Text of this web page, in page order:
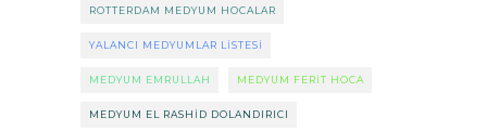
ROTTERDAM MEDYUM HOCALAR
YALANCI MEDYUMLAR LISTESI
MEDYUM EMRULLAH MEDYUM FERIT HOCA
MEDYUM EL RASHID DOLANDIRICI